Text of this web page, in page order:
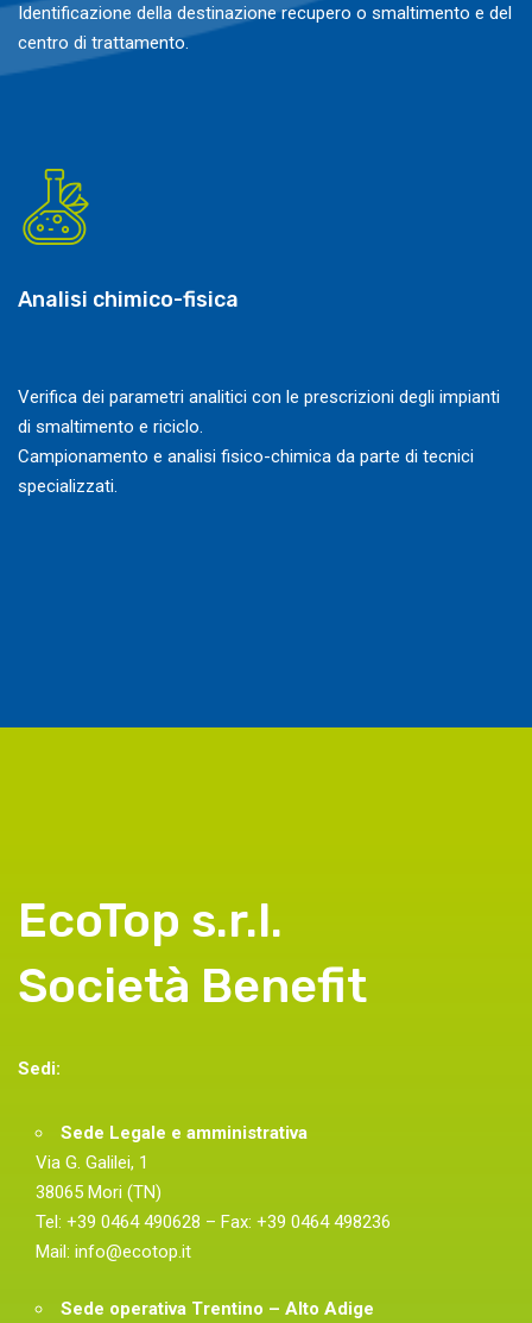
Identificazione della destinazione recupero o smaltimento e del
centro di trattamento.
Analisi chimico-fisica
Verifica dei parametri analitici con le prescrizioni degli impianti
di smaltimento e riciclo.
Campionamento e analisi fisico-chimica da parte di tecnici
specializzati.
EcoTop s.r.l.
Società Benefit
Sedi:
Sede Legale e amministrativa
Via G. Galilei, 1
38065 Mori (TN)
Tel: +39 0464 490628 – Fax: +39 0464 498236
Mail: info@ecotop.it
Sede operativa Trentino – Alto Adige